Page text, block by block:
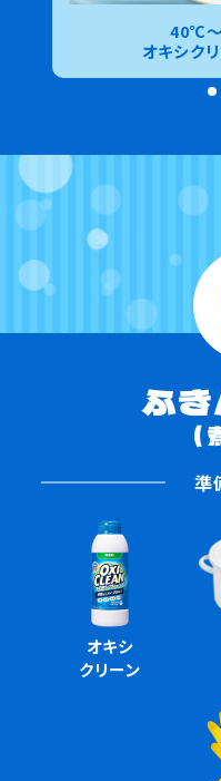
40℃
オキシク
ふ
準
オキシ
クリーン